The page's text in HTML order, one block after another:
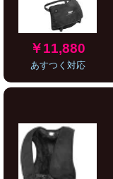
￥11,880
あすつく対応